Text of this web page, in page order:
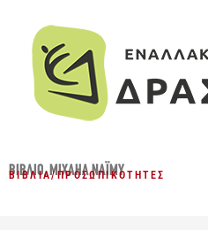
ΒΙΒΛΊΟ,ΜΙΧΑΉΛ ΝΑΪΜΎ
ΒΙΒΛΊΑ/ΠΡΟΣΩΠΙΚΌΤΗΤΕΣ